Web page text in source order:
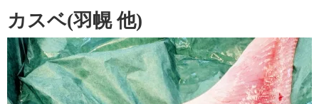
カスベ(羽幌 他)